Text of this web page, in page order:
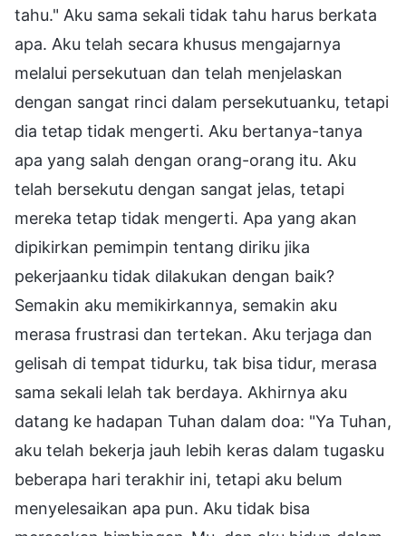
tahu." Aku sama sekali tidak tahu harus berkata
apa. Aku telah secara khusus mengajarnya
melalui persekutuan dan telah menjelaskan
dengan sangat rinci dalam persekutuanku, tetapi
dia tetap tidak mengerti. Aku bertanya-tanya
apa yang salah dengan orang-orang itu. Aku
telah bersekutu dengan sangat jelas, tetapi
mereka tetap tidak mengerti. Apa yang akan
dipikirkan pemimpin tentang diriku jika
pekerjaanku tidak dilakukan dengan baik?
Semakin aku memikirkannya, semakin aku
merasa frustrasi dan tertekan. Aku terjaga dan
gelisah di tempat tidurku, tak bisa tidur, merasa
sama sekali lelah tak berdaya. Akhirnya aku
datang ke hadapan Tuhan dalam doa: "Ya Tuhan,
aku telah bekerja jauh lebih keras dalam tugasku
beberapa hari terakhir ini, tetapi aku belum
menyelesaikan apa pun. Aku tidak bisa